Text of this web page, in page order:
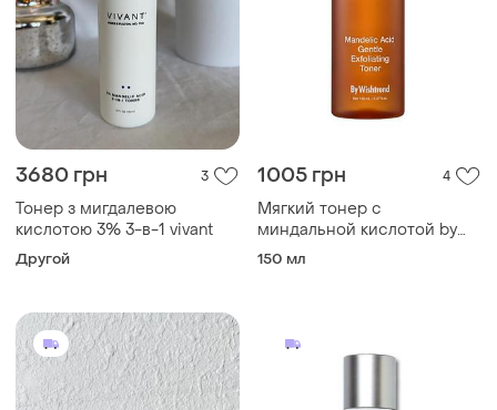
3680 грн 3
Тонер з мигдалевою
кислотою 3% 3-в-1 vivant
Другой
1005 грн 4
Мягкий тонер с
миндальной кислотой by
wishtrend mandelic acid 5%
150 мл